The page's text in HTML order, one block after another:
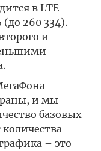
в LTE-
(до 260 334).
и
и мы
базовых
количества
– это